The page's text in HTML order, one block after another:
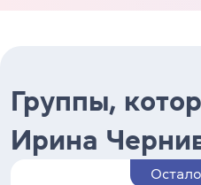
Группы,
Ирина